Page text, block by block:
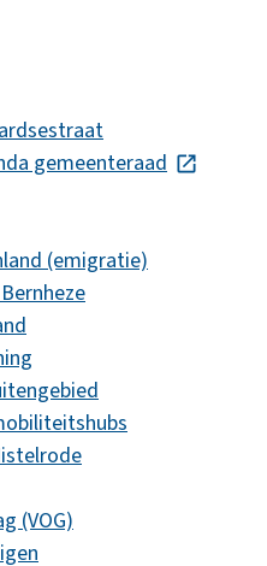
gemeenteraad (Deze
(emigratie)
(VOG)